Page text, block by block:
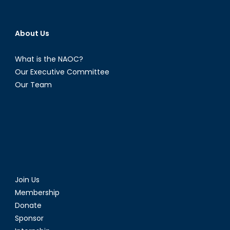
About Us
What is the NAOC?
Our Executive Committee
Our Team
Join Us
Membership
Donate
Sponsor